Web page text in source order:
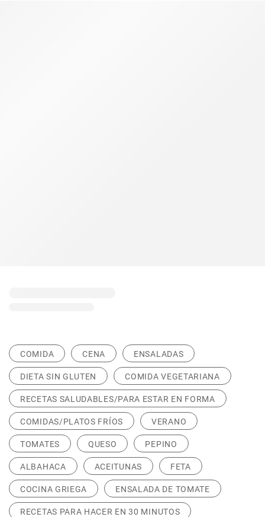
COMIDA CENA ENSALADAS
DIETA SIN GLUTEN COMIDA VEGETARIANA
RECETAS SALUDABLES/PARA ESTAR EN FORMA
COMIDAS/PLATOS FRÍOS VERANO
TOMATES QUESO PEPINO
ALBAHACA ACEITUNAS FETA
COCINA GRIEGA ENSALADA DE TOMATE
RECETAS PARA HACER EN 30 MINUTOS